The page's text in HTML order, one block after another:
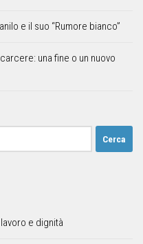
e il suo “Rumore bianco”
una fine o un nuovo
e dignità